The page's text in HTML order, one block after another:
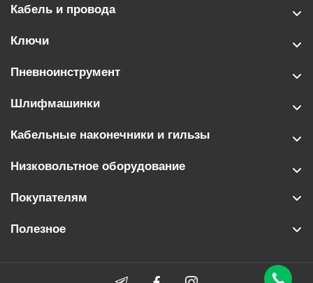
Кабель и провода
Ключи
Пневноинструмент
Шлифмашинки
Кабельные наконечники и гильзы
Низковольтное оборудование
Покупателям
Полезное